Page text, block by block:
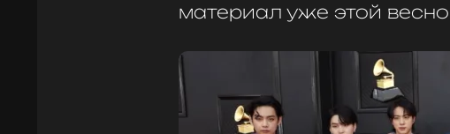
материал уже этой